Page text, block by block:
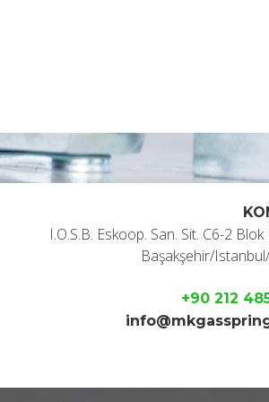
I.O.S.B. Eskoop. San. Sit. C6-2
Başakşehir/
+90 212